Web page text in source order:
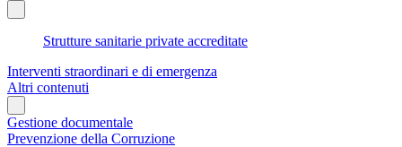
Strutture sanitarie private accreditate
Interventi straordinari e di emergenza
Altri contenuti
Gestione documentale
Prevenzione della Corruzione